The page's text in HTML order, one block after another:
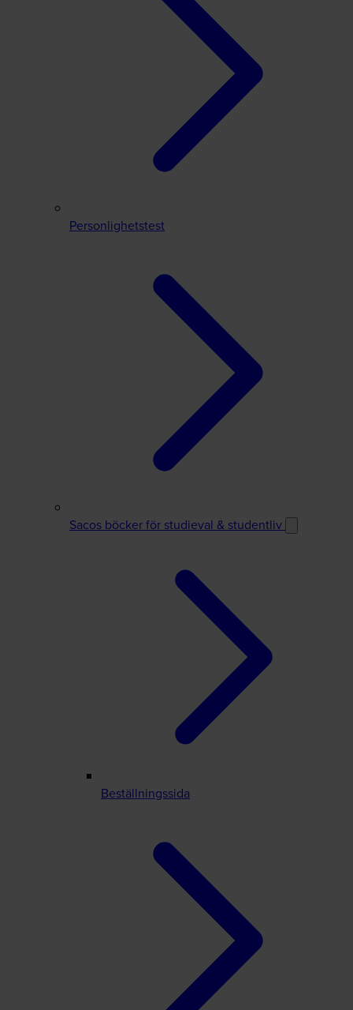
Personlighetstest
Sacos böcker för studieval & studentliv
Beställningssida